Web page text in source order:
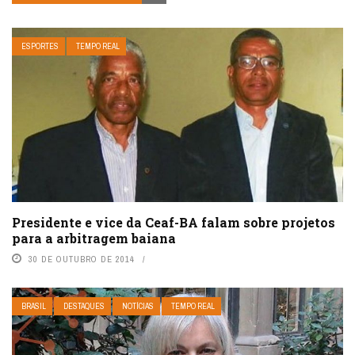
ESPORTES TEMPO REAL
Presidente e vice da Ceaf-BA falam sobre projetos
para a arbitragem baiana
30 DE OUTUBRO DE 2014
BRASIL DESTAQUES NOTÍCIAS TEMPO REAL